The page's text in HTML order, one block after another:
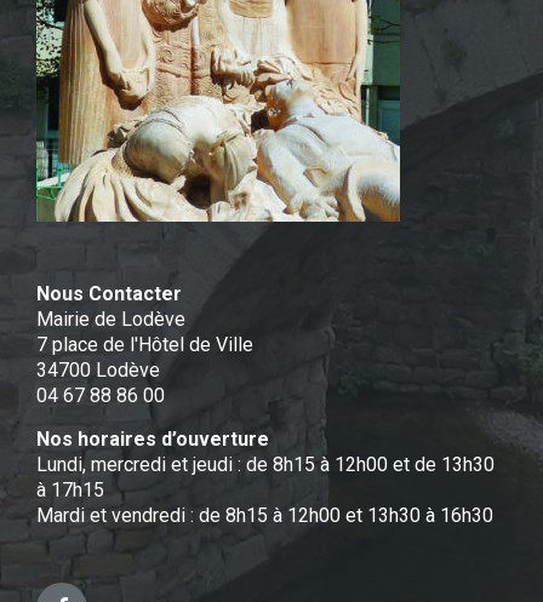
Nous Contacter
Mairie de Lodève
7 place de l'Hôtel de Ville
34700 Lodève
04 67 88 86 00
Nos horaires d’ouverture
Lundi, mercredi et jeudi : de 8h15 à 12h00 et de 13h30
à 17h15
Mardi et vendredi : de 8h15 à 12h00 et 13h30 à 16h30